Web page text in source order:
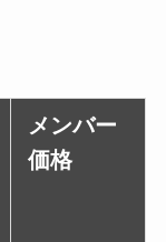
メンバー
価格